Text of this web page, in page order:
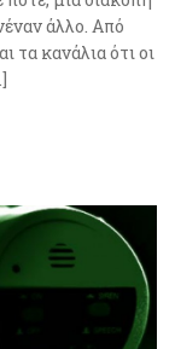
άλλο. Από
τα κανάλια ότι οι